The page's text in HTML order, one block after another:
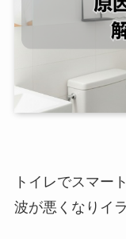
トイレでスマー
波が悪くなりイ